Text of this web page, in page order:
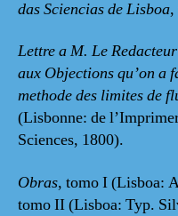
das Sciencias de Lisboa
Lettre a M. Le
aux Objections qu’on a
methode des limites de
(Lisbonne: de
Sciences, 1800).
Obras, tomo I (Lisboa:
tomo II (Lisboa: Typ.